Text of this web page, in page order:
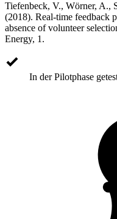
Tiefenbeck, V., Wörner, A.,
(2018). Real-time feedback
absence of volunteer
Energy, 1.
In der Pilotphase